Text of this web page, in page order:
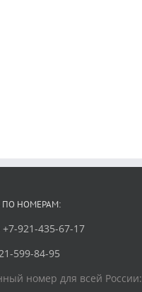
ПО НОМЕРАМ:
+7-921-435-67-17
599-84-95
номер для всей России: